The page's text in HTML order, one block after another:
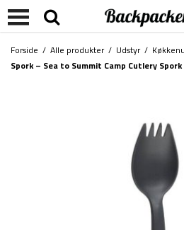
Forside / Alle produkter/ Udstyr/
Spork – Sea to Summit Camp Cutlery Spork